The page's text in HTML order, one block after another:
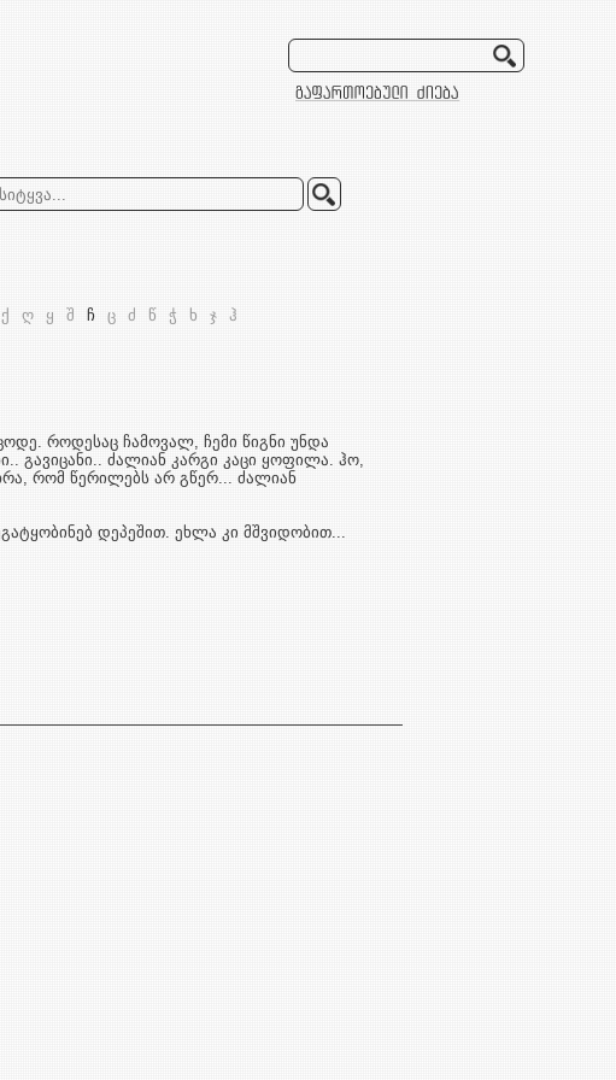
ქ ღ ყ შ ჩ ც ძ წ ჭ ხ ჯ ჰ
როდესაც ჩამოვალ, ჩემი წიგნი უნდა
გავიცანი.. ძალიან კარგი კაცი ყოფილა. ჰო,
რომ წერილებს არ გწერ... ძალიან
დეპეშით. ეხლა კი მშვიდობით...